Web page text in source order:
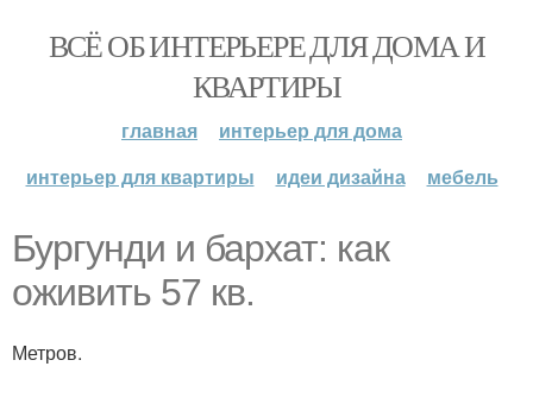
ВСЁ ОБ ИНТЕРЬЕРЕ ДЛЯ ДОМА И
КВАРТИРЫ
главная
интерьер для дома
интерьер для квартиры
идеи дизайна мебель
Бургунди и бархат: как
оживить 57 кв.
Метров.